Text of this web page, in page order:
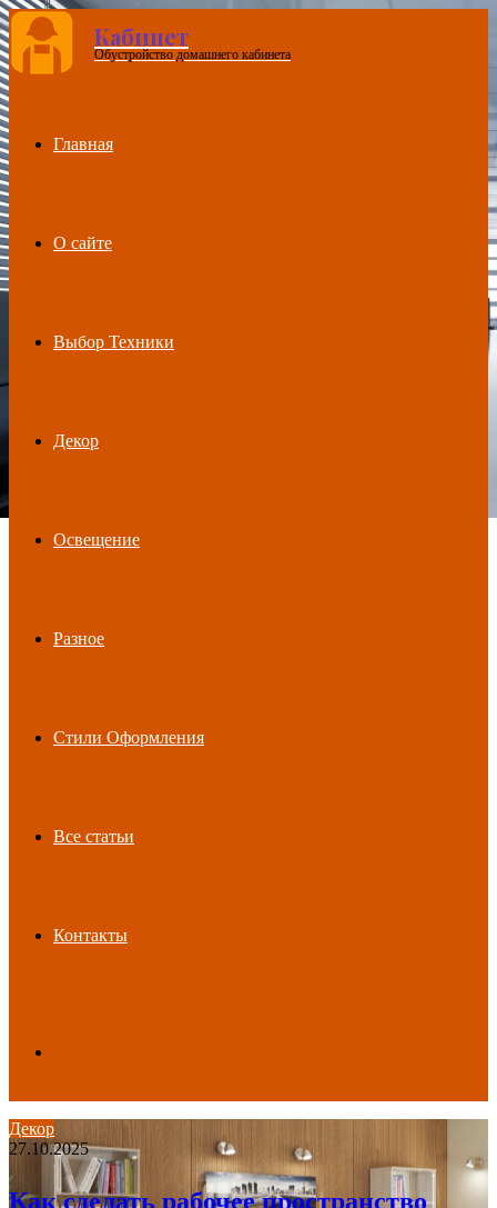
Menu
Кабинет
Обустройство домашнего кабинета
Главная
О сайте
Выбор Техники
Декор
Освещение
Разное
Стили Оформления
Все статьи
Контакты
for
Декор
27.10.2025